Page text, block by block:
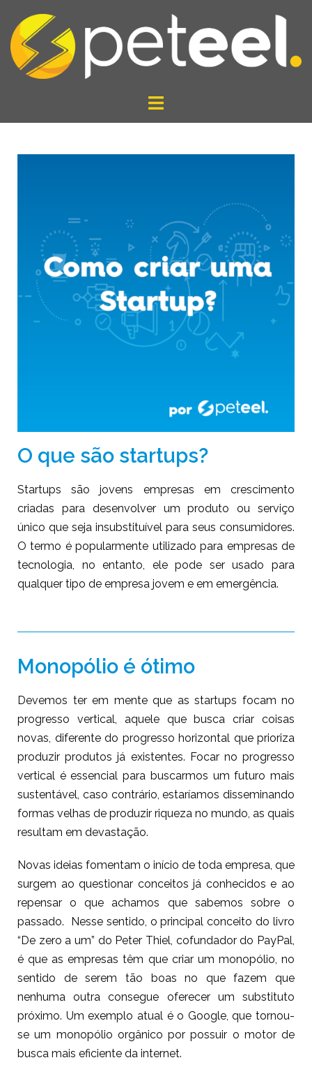
O que são startups?
Startups são jovens empresas em crescimento
criadas para desenvolver um produto ou serviço
único que seja insubstituível para seus consumidores.
O termo é popularmente utilizado para empresas de
tecnologia, no entanto, ele pode ser usado para
qualquer tipo de empresa jovem e em emergência.
Monopólio é ótimo
Devemos ter em mente que as startups focam no
progresso vertical, aquele que busca criar coisas
novas, diferente do progresso horizontal que prioriza
produzir produtos já existentes. Focar no progresso
vertical é essencial para buscarmos um futuro mais
sustentável, caso contrário, estaríamos disseminando
formas velhas de produzir riqueza no mundo, as quais
resultam em devastação.
Novas ideias fomentam o início de toda empresa, que
surgem ao questionar conceitos já conhecidos e ao
repensar o que achamos que sabemos sobre o
passado. Nesse sentido, o principal conceito do livro
“De zero a um” do Peter Thiel, cofundador do PayPal,
é que as empresas têm que criar um monopólio, no
sentido de serem tão boas no que fazem que
nenhuma outra consegue oferecer um substituto
próximo. Um exemplo atual é o Google, que tornou-
se um monopólio orgânico por possuir o motor de
busca mais eficiente da internet.